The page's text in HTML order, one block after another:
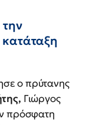
ο πρύτανης
Γιώργος
πρόσφατη